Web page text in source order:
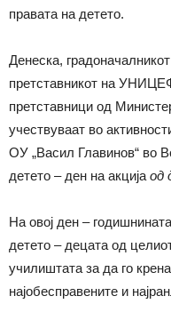
правата на детето.
Денеска,
претставникот на
претставници од
учествуваат во
ОУ „Васил Главинов“ во
детето – ден на акција од
На овој ден –
детето – децата од
училиштата за да го
најобесправените и